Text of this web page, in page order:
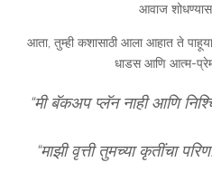
आवाज
आता, तुम्ही कशासाठी आला आहात ते
धाडस आणि आत्म-
“मी बॅकअप प्लॅन नाही आणि
“माझी वृत्ती तुमच्या कृतींचा